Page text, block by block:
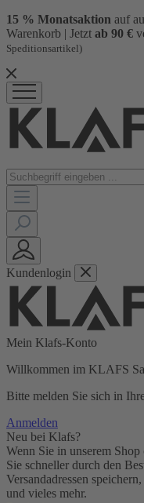
15 % Monatsaktion auf
Warenkorb | Jetzt ab 90 €
Speditionsartikel)
Kundenlogin
Mein Klafs-Konto
Willkommen im KLAFS
Bitte melden Sie sich in
Anmelden
Neu bei Klafs?
Wenn Sie in unserem
Sie schneller durch den
Versandadressen
und vieles mehr.